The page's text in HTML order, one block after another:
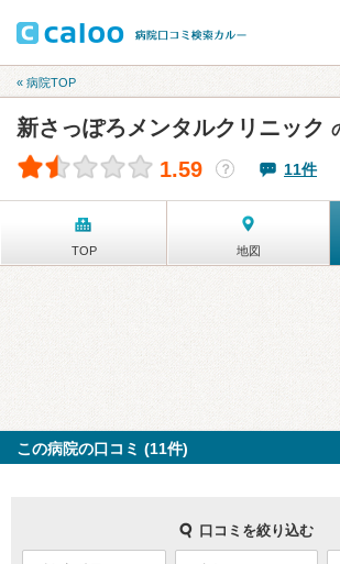
« 病院TOP
新さっぽろメンタルクリニック
1.59 ？ 11件
TOP 地図
この病院の口コミ (11件)
口コミを絞り込む